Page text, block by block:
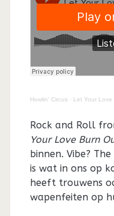
Howlin’ Circus· Let Your Love
Rock and Roll
Your Love Burn
binnen. Vibe?
is wat in ons op
heeft trouwens
wapenfeiten op